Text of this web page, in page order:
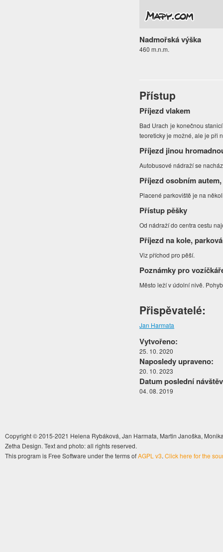
Nadmořská výška
460 m.n.m.
Přístup
Příjezd vlakem
Bad Urach je konečnou
teoreticky je možné, ale je při
Příjezd jinou
Autobusové nádraží se
Příjezd osobním
Placené parkoviště je na
Přístup pěšky
Od nádraží do centra cestu
Příjezd na kole,
Viz příchod pro pěší.
Poznámky pro
Město leží v údolní nivě.
Přispěvatelé:
Jan Harmata
Vytvořeno:
25. 10. 2020
Naposledy upraveno:
20. 10. 2023
Datum poslední
04. 08. 2019
Copyright © 2015-2021 Helena Rybáková, Jan Harmata, Martin Janoška,
Zetha Design. Text and photo: all rights reserved.
This program is Free Software under the terms ofAGPL v3. Click here for the